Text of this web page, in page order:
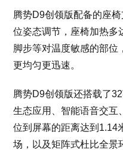
腾势D9创领版配备的座
位姿态调节，座椅加热多
脚步等对温度敏感的部位
更均匀更迅速。
腾势D9创领版还搭载了
生态应用、智能语音交互
位到屏幕的距离达到1.14
场，以及矩阵式杜比全景